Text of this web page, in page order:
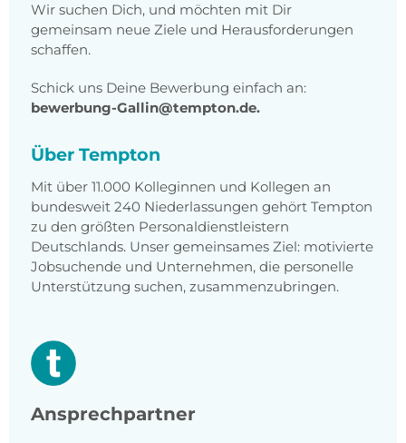
Wir suchen Dich, und möchten mit Dir
gemeinsam neue Ziele und Herausforderungen
schaffen.
Schick uns Deine Bewerbung einfach an:
bewerbung-Gallin@tempton.de.
Über Tempton
Mit über 11.000 Kolleginnen und Kollegen an
bundesweit 240 Niederlassungen gehört Tempton
zu den größten Personaldienstleistern
Deutschlands. Unser gemeinsames Ziel: motivierte
Jobsuchende und Unternehmen, die personelle
Unterstützung suchen, zusammenzubringen.
Ansprechpartner